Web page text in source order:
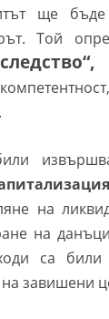
ще
Той
на
на
са били
завишени